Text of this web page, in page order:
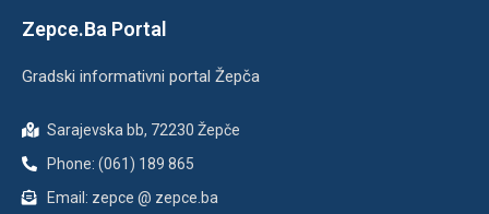
Zepce.Ba Portal
Gradski informativni portal Žepča
Sarajevska bb, 72230 Žepče
Phone: (061) 189 865
Email: zepce @ zepce.ba